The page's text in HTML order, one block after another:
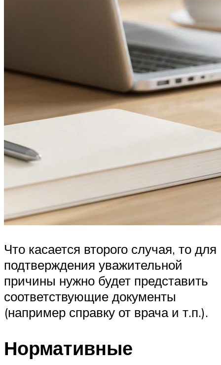
Что касается второго случая, то для
подтверждения уважительной
причины нужно будет представить
соответствующие документы
(например справку от врача и т.п.).
Нормативные